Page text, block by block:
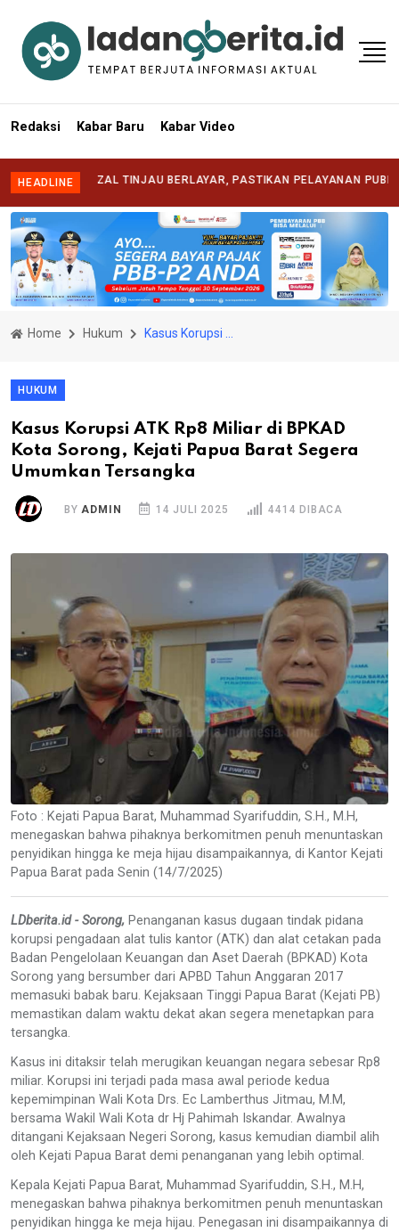
Redaksi Kabar Baru Kabar Video
HEADLINE
SYAFRIZAL TINJAU BERLAYAR, PASTIKAN PELAYANAN PUBLIK HADIR
Home Hukum
HUKUM
Kasus Korupsi ATK Rp8 Miliar di BPKAD
Kota Sorong, Kejati Papua Barat Segera
Umumkan Tersangka
BY ADMIN 14 JULI 2025 4414 DIBACA
Foto : Kejati Papua Barat, Muhammad Syarifuddin, S.H., M.H,
menegaskan bahwa pihaknya berkomitmen penuh menuntaskan
penyidikan hingga ke meja hijau disampaikannya, di Kantor Kejati
Papua Barat pada Senin (14/7/2025)
LDberita.id - Sorong, Penanganan kasus dugaan tindak pidana
korupsi pengadaan alat tulis kantor (ATK) dan alat cetakan pada
Badan Pengelolaan Keuangan dan Aset Daerah (BPKAD) Kota
Sorong yang bersumber dari APBD Tahun Anggaran 2017
memasuki babak baru. Kejaksaan Tinggi Papua Barat (Kejati PB)
memastikan dalam waktu dekat akan segera menetapkan para
tersangka.
Kasus ini ditaksir telah merugikan keuangan negara sebesar Rp8
miliar. Korupsi ini terjadi pada masa awal periode kedua
kepemimpinan Wali Kota Drs. Ec Lamberthus Jitmau, M.M,
bersama Wakil Wali Kota dr Hj Pahimah Iskandar. Awalnya
ditangani Kejaksaan Negeri Sorong, kasus kemudian diambil alih
oleh Kejati Papua Barat demi penanganan yang lebih optimal.
Kepala Kejati Papua Barat, Muhammad Syarifuddin, S.H., M.H,
menegaskan bahwa pihaknya berkomitmen penuh menuntaskan
penyidikan hingga ke meja hijau. Penegasan ini disampaikannya di